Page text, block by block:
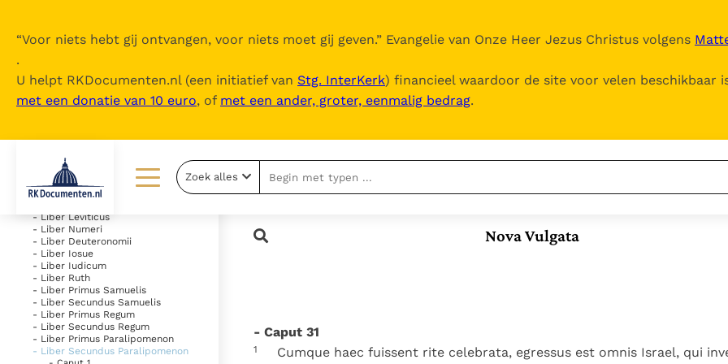
“Voor niets hebt gij ontvangen, voor niets moet gij geven.” Evangelie van Onze Heer Jezus Christus volgens
.
U helpt RKDocumenten.nl (een initiatief van Stg. InterKerk) financieel waardoor de site voor velen beschikbaar
met een donatie van 10 euro, of met een ander, groter, eenmalig bedrag.
Lezen
Documenten
Bijbel
Thema’s
Berichten
Over ons
Over RK Documenten
Nieuwsbrief
parel van Gods
Gods Koninkrijk
Het Vaticaan publiceert
toe
stad is zowel een gave
Zoek alles
Nova Vulgata
uitklappen
- Vetus Testamentum
- Liber Genesis
- Liber Leviticus
- Liber Numeri
- Liber Deuteronomii
- Liber Iosue
- Liber Iudicum
- Liber Ruth
- Liber Primus Samuelis
- Liber Secundus Samuelis
- Liber Primus Regum
- Liber Secundus Regum
- Liber Primus Paralipomenon
- Liber Secundus Paralipomenon
- Caput 31
1
Cumque haec fuissent rite celebrata, egressus est omnis Israel, qui